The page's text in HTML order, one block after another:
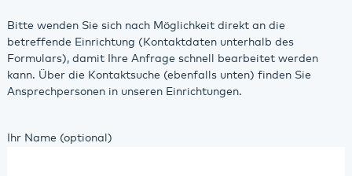
Bitte wenden Sie sich nach Möglichkeit direkt an die
betreffende Einrichtung (Kontaktdaten unterhalb des
Formulars), damit Ihre Anfrage schnell bearbeitet werden
kann. Über die Kontaktsuche (ebenfalls unten) finden Sie
Ansprechpersonen in unseren Einrichtungen.
Ihr Name (optional)